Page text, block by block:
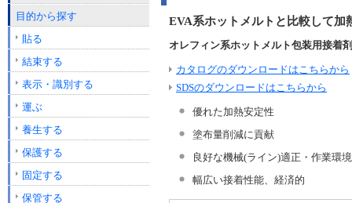
EVA系ホットメルトと比較して加
オレフィン系ホットメルト包装用接着剤
カタログのダウンロードはこちらから
SDSのダウンロードはこちらから
優れた加熱安定性
塗布量削減に貢献
良好な機械(ライン)適正・作業環
幅広い接着性能、経済的
目的から探す
貼る
結束する
表示・識別する
運ぶ
養生する
保護する
固定する
保管する